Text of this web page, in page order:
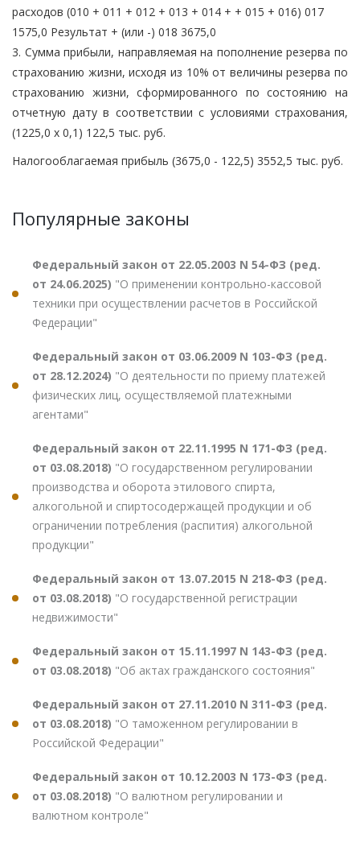
расходов (010 + 011 + 012 + 013 + 014 + + 015 + 016) 017
1575,0 Результат + (или -) 018 3675,0
3. Сумма прибыли, направляемая на пополнение резерва по
страхованию жизни, исходя из 10% от величины резерва по
страхованию жизни, сформированного по состоянию на
отчетную дату в соответствии с условиями страхования,
(1225,0 x 0,1) 122,5 тыс. руб.
Налогооблагаемая прибыль (3675,0 - 122,5) 3552,5 тыс. руб.
Популярные законы
Федеральный закон от 22.05.2003 N 54-ФЗ (ред.
от 24.06.2025) "О применении контрольно-кассовой
техники при осуществлении расчетов в Российской
Федерации"
Федеральный закон от 03.06.2009 N 103-ФЗ (ред.
от 28.12.2024) "О деятельности по приему платежей
физических лиц, осуществляемой платежными
агентами"
Федеральный закон от 22.11.1995 N 171-ФЗ (ред.
от 03.08.2018) "О государственном регулировании
производства и оборота этилового спирта,
алкогольной и спиртосодержащей продукции и об
ограничении потребления (распития) алкогольной
продукции"
Федеральный закон от 13.07.2015 N 218-ФЗ (ред.
от 03.08.2018) "О государственной регистрации
недвижимости"
Федеральный закон от 15.11.1997 N 143-ФЗ (ред.
от 03.08.2018) "Об актах гражданского состояния"
Федеральный закон от 27.11.2010 N 311-ФЗ (ред.
от 03.08.2018) "О таможенном регулировании в
Российской Федерации"
Федеральный закон от 10.12.2003 N 173-ФЗ (ред.
от 03.08.2018) "О валютном регулировании и
валютном контроле"